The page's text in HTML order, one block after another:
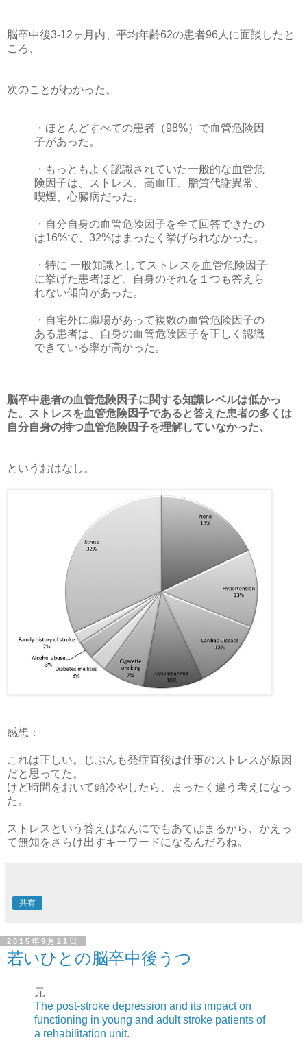
脳卒中後3-12ヶ月内、平均年齢62の患者96人に面談したと
ころ、
次のことがわかった。
・ほとんどすべての患者（98%）で血管危険因
子があった。
・もっともよく認識されていた一般的な血管危
険因子は、ストレス、高血圧、脂質代謝異常、
喫煙、心臓病だった。
・自分自身の血管危険因子を全て回答できたの
は16%で、32%はまったく挙げられなかった。
・特に 一般知識としてストレスを血管危険因子
に挙げた患者ほど、自身のそれを１つも答えら
れない傾向があった。
・自宅外に職場があって複数の血管危険因子の
ある患者は、自身の血管危険因子を正しく認識
できている率が高かった。
脳卒中患者の血管危険因子に関する知識レベルは低かっ
た。ストレスを血管危険因子であると答えた患者の多くは
自分自身の持つ血管危険因子を理解していなかった、
というおはなし。
感想：
これは正しい。じぶんも発症直後は仕事のストレスが原因
だと思ってた。
けど時間をおいて頭冷やしたら、まったく違う考えになっ
た。
ストレスという答えはなんにでもあてはまるから、かえっ
て無知をさらけ出すキーワードになるんだろね。
共有
2015年9月21日
若いひとの脳卒中後うつ
元
The post-stroke depression and its impact on
functioning in young and adult stroke patients of
a rehabilitation unit.